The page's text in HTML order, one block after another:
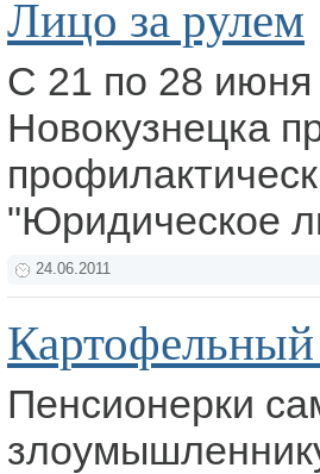
Лицо за рулем
С 21 по 28 июня
Новокузнецка
"Юридическое
24.06.2011
Пенсионерки